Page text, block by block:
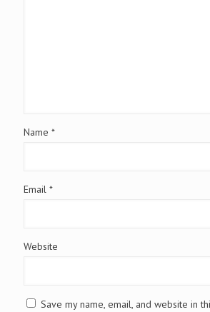
Name *
Email *
Website
Save my name, email, and website in